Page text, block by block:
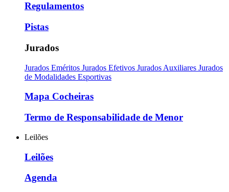
Regulamentos
Pistas
Jurados
Jurados Eméritos Jurados Efetivos Jurados Auxiliares Jurados
de Modalidades Esportivas
Mapa Cocheiras
Termo de Responsabilidade de Menor
Leilões
Leilões
Agenda